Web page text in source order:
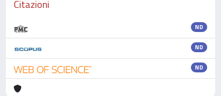
Citazioni
ND
ND
ND